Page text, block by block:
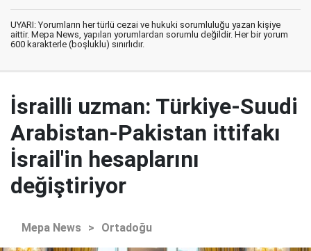
UYARI: Yorumların her türlü cezai ve hukuki sorumluluğu yazan kişiye
aittir. Mepa News, yapılan yorumlardan sorumlu değildir. Her bir yorum
600 karakterle (boşluklu) sınırlıdır.
İsrailli uzman: Türkiye-Suudi
Arabistan-Pakistan ittifakı
İsrail'in hesaplarını
değiştiriyor
Mepa News > Ortadoğu